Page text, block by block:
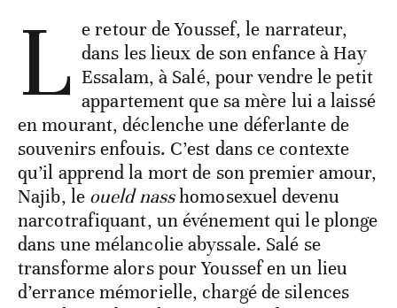
L e retour de Youssef, le narrateur,
dans les lieux de son enfance à Hay
Essalam, à Salé, pour vendre le petit
appartement que sa mère lui a laissé
en mourant, déclenche une déferlante de
souvenirs enfouis. C’est dans ce contexte
qu’il apprend la mort de son premier amour,
Najib, le oueld nasshomosexuel devenu
narcotrafiquant, un événement qui le plonge
dans une mélancolie abyssale. Salé se
transforme alors pour Youssef en un lieu
d’errance mémorielle, chargé de silences